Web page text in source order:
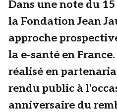
Dans une note du
la Fondation Jean
approche
la e-santé en
réalisé en
rendu public à
anniversaire du